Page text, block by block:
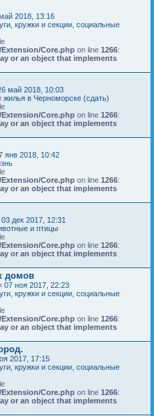
2018, 13:16
кружки и секции, социальные
Core.php on line 1266:
or an object that implements
май 2018, 10:03
жилья в Черноморске (сдать)
Core.php on line 1266:
or an object that implements
янв 2018, 10:42
Core.php on line 1266:
or an object that implements
03 дек 2017, 12:31
и птицы
Core.php on line 1266:
or an object that implements
домов
07 ноя 2017, 22:23
кружки и секции, социальные
Core.php on line 1266:
or an object that implements
2017, 17:15
кружки и секции, социальные
Core.php on line 1266:
or an object that implements